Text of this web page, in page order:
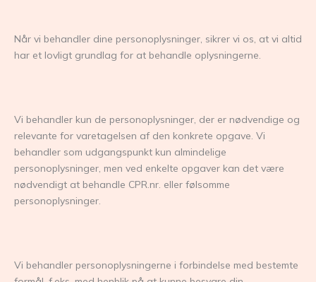
Når vi behandler dine personoplysninger, sikrer vi os, at vi altid
har et lovligt grundlag for at behandle oplysningerne.
Vi behandler kun de personoplysninger, der er nødvendige og
relevante for varetagelsen af den konkrete opgave. Vi
behandler som udgangspunkt kun almindelige
personoplysninger, men ved enkelte opgaver kan det være
nødvendigt at behandle CPR.nr. eller følsomme
personoplysninger.
Vi behandler personoplysningerne i forbindelse med bestemte